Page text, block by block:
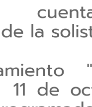
la
de